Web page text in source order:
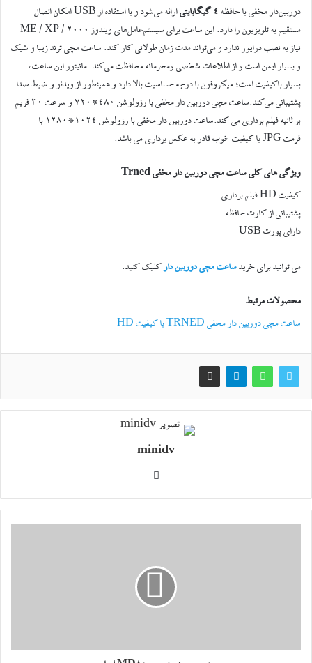
دوربین‌دار مخفی با حافظه 4 گیگابایتی
ارائه می‌شود و با استفاده از USB امکان اتصال
مستقیم به تلویزیون را دارد. این ساعت برای سیستم‌عامل‌های ویندوز 2000 / ME / XP
نیاز به نصب درایور ندارد و می‌تواند مدت زمان طولانی کار کند. ساعت مچی ترند زیبا و شیک
و بسیار ایمن است و از اطلاعات شخصی ومحرمانه محافظت می‌کند. مانیتور این ساعت،
بسیار باکیفیت است؛ میکروفون با درجه حساسیت بالا دارد و همینطور از ویدئو و ضبط صدا
پشتیبانی می‌کند.ساعت مچی دوربین دار مخفی با رزولوشن 480*720 و سرعت 30 فریم
بر ثانیه فیلم برداری می کند.ساعت دوربین دار مخفی با رزولوشن 1024*1280 با
فرمت JPG با کیفیت خوب قادر به عکس برداری می باشد.
ویژگی های کلی ساعت مچی دوربین دار مخفی Trned
کیفیت HD فیلم برداری
پشتیبانی از کارت حافظه
دارای پورت USB
می توانید برای خریدساعت مچی دوربین دار کلیک کنید.
محصولات مرتبط
ساعت مچی دوربین دار مخفی TRNED با کیفیت HD
minidv